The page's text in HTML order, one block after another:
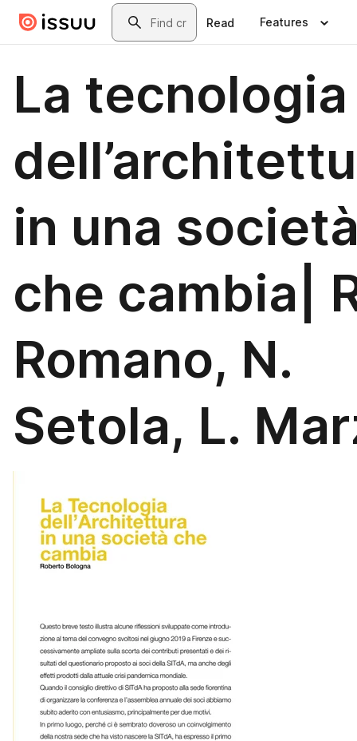
Skip to main contentSearch
Read Features
La tecnologia
in una
che cambia|
Romano, N.
Setola, L.